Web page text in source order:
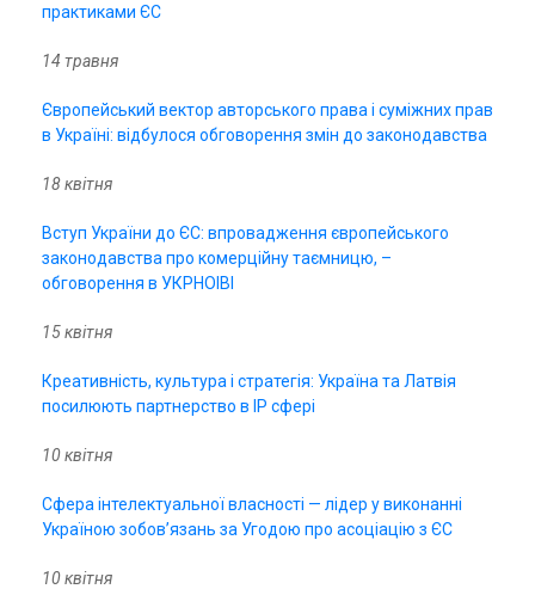
практиками ЄС
14 травня
Європейський вектор авторського права і суміжних прав
в Україні: відбулося обговорення змін до законодавства
18 квітня
Вступ України до ЄС: впровадження європейського
законодавства про комерційну таємницю, –
обговорення в УКРНОІВІ
15 квітня
Креативність, культура і стратегія: Україна та Латвія
посилюють партнерство в ІР сфері
10 квітня
Сфера інтелектуальної власності — лідер у виконанні
Україною зобовʼязань за Угодою про асоціацію з ЄС
10 квітня